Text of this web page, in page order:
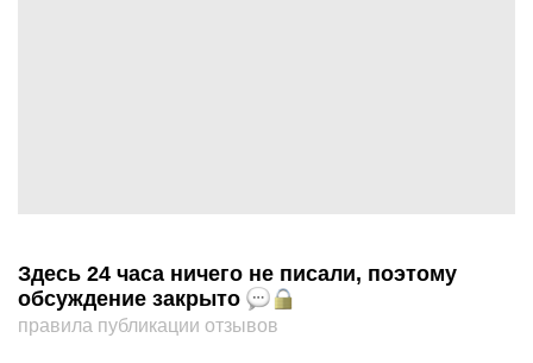
Здесь 24 часа ничего не писали, поэтому
обсуждение закрыто
правила публикации отзывов